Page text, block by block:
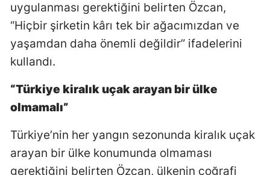
uygulanması gerektiğini belirten Özcan,
“Hiçbir şirketin kârı tek bir ağacımızdan ve
yaşamdan daha önemli değildir” ifadelerini
kullandı.
“Türkiye kiralık uçak arayan bir ülke
olmamalı”
Türkiye’nin her yangın sezonunda kiralık uçak
arayan bir ülke konumunda olmaması
gerektiğini belirten Özcan, ülkenin coğrafi